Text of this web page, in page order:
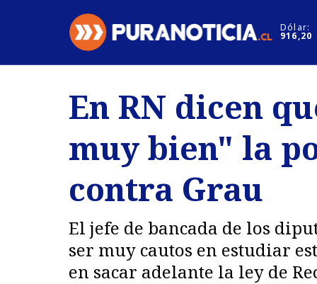
Dólar:
916,20
Regiones
Deportes Motores
En RN dicen
muy bien" la
contra Grau
El jefe de bancada de los
ser muy cautos en estudiar
en sacar adelante la ley de